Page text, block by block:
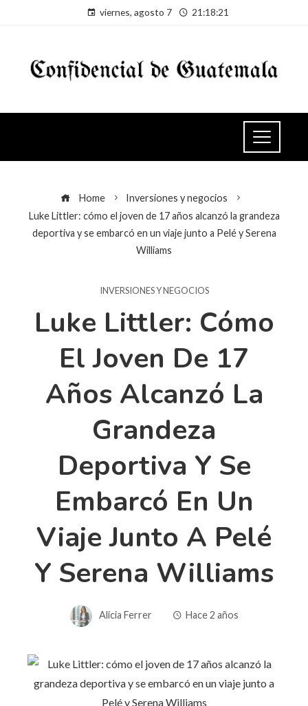
viernes, agosto 7 21:18:22
Home
Inversiones y negocios
Luke Littler: cómo el joven de 17 años alcanzó la grandeza
deportiva y se embarcó en un viaje junto a Pelé y Serena
Williams
INVERSIONES Y NEGOCIOS
Luke Littler: Cómo
El Joven De 17
Años Alcanzó La
Grandeza
Deportiva Y Se
Embarcó En Un
Viaje Junto A Pelé
Y Serena Williams
Alicia Ferrer Hace 2 años